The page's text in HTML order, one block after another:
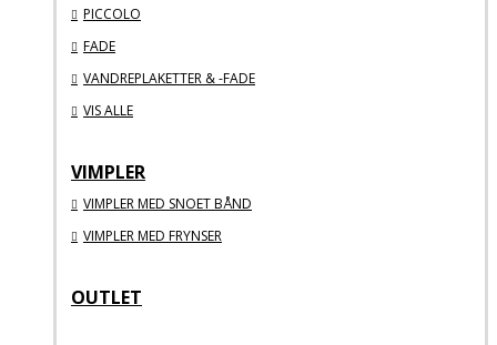
PICCOLO
FADE
VANDREPLAKETTER & -FADE
VIS ALLE
VIMPLER
VIMPLER MED SNOET BÅND
VIMPLER MED FRYNSER
OUTLET